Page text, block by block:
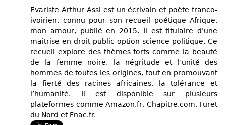
Evariste Arthur Assi est un écrivain et poète franco-
ivoirien, connu pour son recueil poétique Afrique,
mon amour, publié en 2015. Il est titulaire d'une
maitrise en droit public option science politique. Ce
recueil explore des thèmes forts comme la beauté
de la femme noire, la négritude et l’unité des
hommes de toutes les origines, tout en promouvant
la fierté des racines africaines, la tolérance et
l’humanité. Il est disponible sur plusieurs
plateformes comme Amazon.fr, Chapitre.com, Furet
du Nord et Fnac.fr.